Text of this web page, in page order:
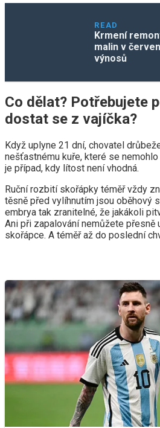
READ
Krmení
malin v
výnosů
Co dělat? Potřebujete
dostat se z vajíčka?
Když uplyne 21 dní, chovatel
nešťastnému kuře, které se
je případ, kdy lítost není vhodná.
Ruční rozbití skořápky téměř vždy
těsně před vylíhnutím jsou oběhový
embrya tak zranitelné, že jakákoli
Ani při zapalování nemůžete přesně
skořápce. A téměř až do poslední